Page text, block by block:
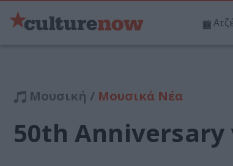
Μουσική / Μουσικά Νέα
50th Anniversary